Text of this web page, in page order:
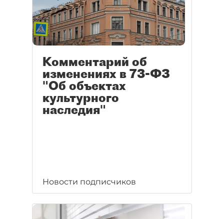
Комментарий об
изменениях в 73-ФЗ
"Об объектах
культурного
наследия"
Новости подписчиков